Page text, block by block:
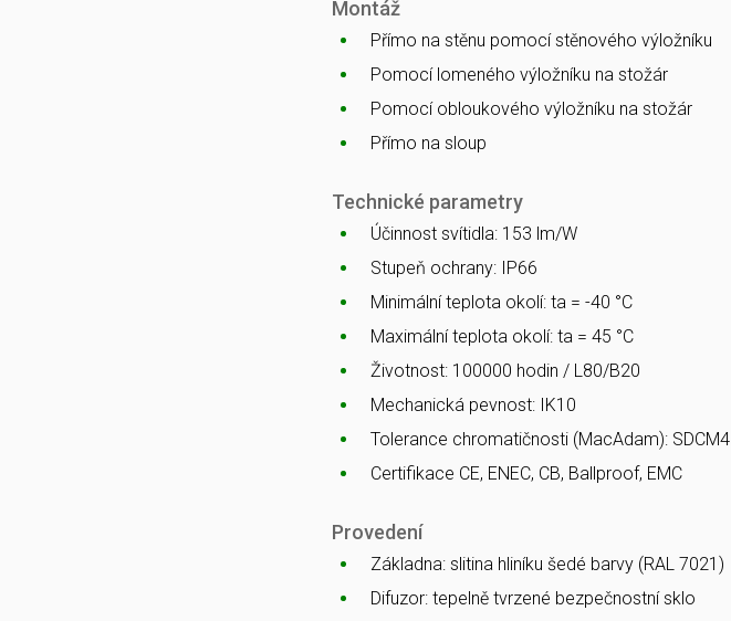
Montáž
Přímo na stěnu pomocí stěnového výložníku
Pomocí lomeného výložníku na stožár
Pomocí obloukového výložníku na stožár
Přímo na sloup
Technické parametry
Účinnost svítidla: 153 lm/W
Stupeň ochrany: IP66
Minimální teplota okolí: ta = -40 °C
Maximální teplota okolí: ta = 45 °C
Životnost: 100000 hodin / L80/B20
Mechanická pevnost: IK10
Tolerance chromatičnosti (MacAdam): SDCM4
Certifikace CE, ENEC, CB, Ballproof, EMC
Provedení
Základna: slitina hliníku šedé barvy (RAL 7021)
Difuzor: tepelně tvrzené bezpečnostní sklo